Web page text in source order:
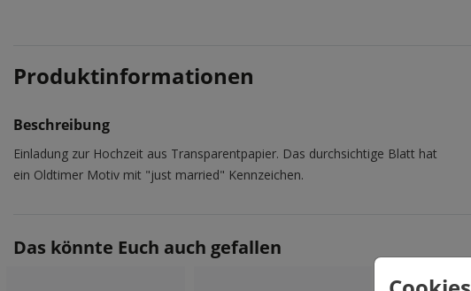
Produktinformationen
Beschreibung
Einladung zur Hochzeit aus Transparentpapier. Das durchsichtige Blatt hat
ein Oldtimer Motiv mit "just married" Kennzeichen.
Das könnte Euch auch gefallen